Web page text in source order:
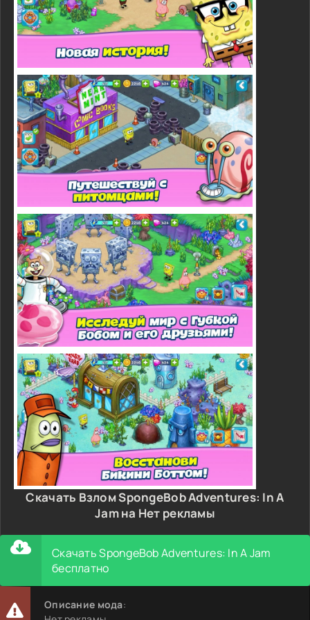
Скачать Взлом SpongeBob Adventures: In A
Jam на Нет рекламы
Скачать SpongeBob Adventures: In A Jam
бесплатно
Описание мода: